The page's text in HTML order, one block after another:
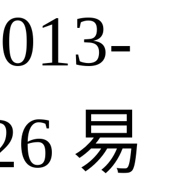
易